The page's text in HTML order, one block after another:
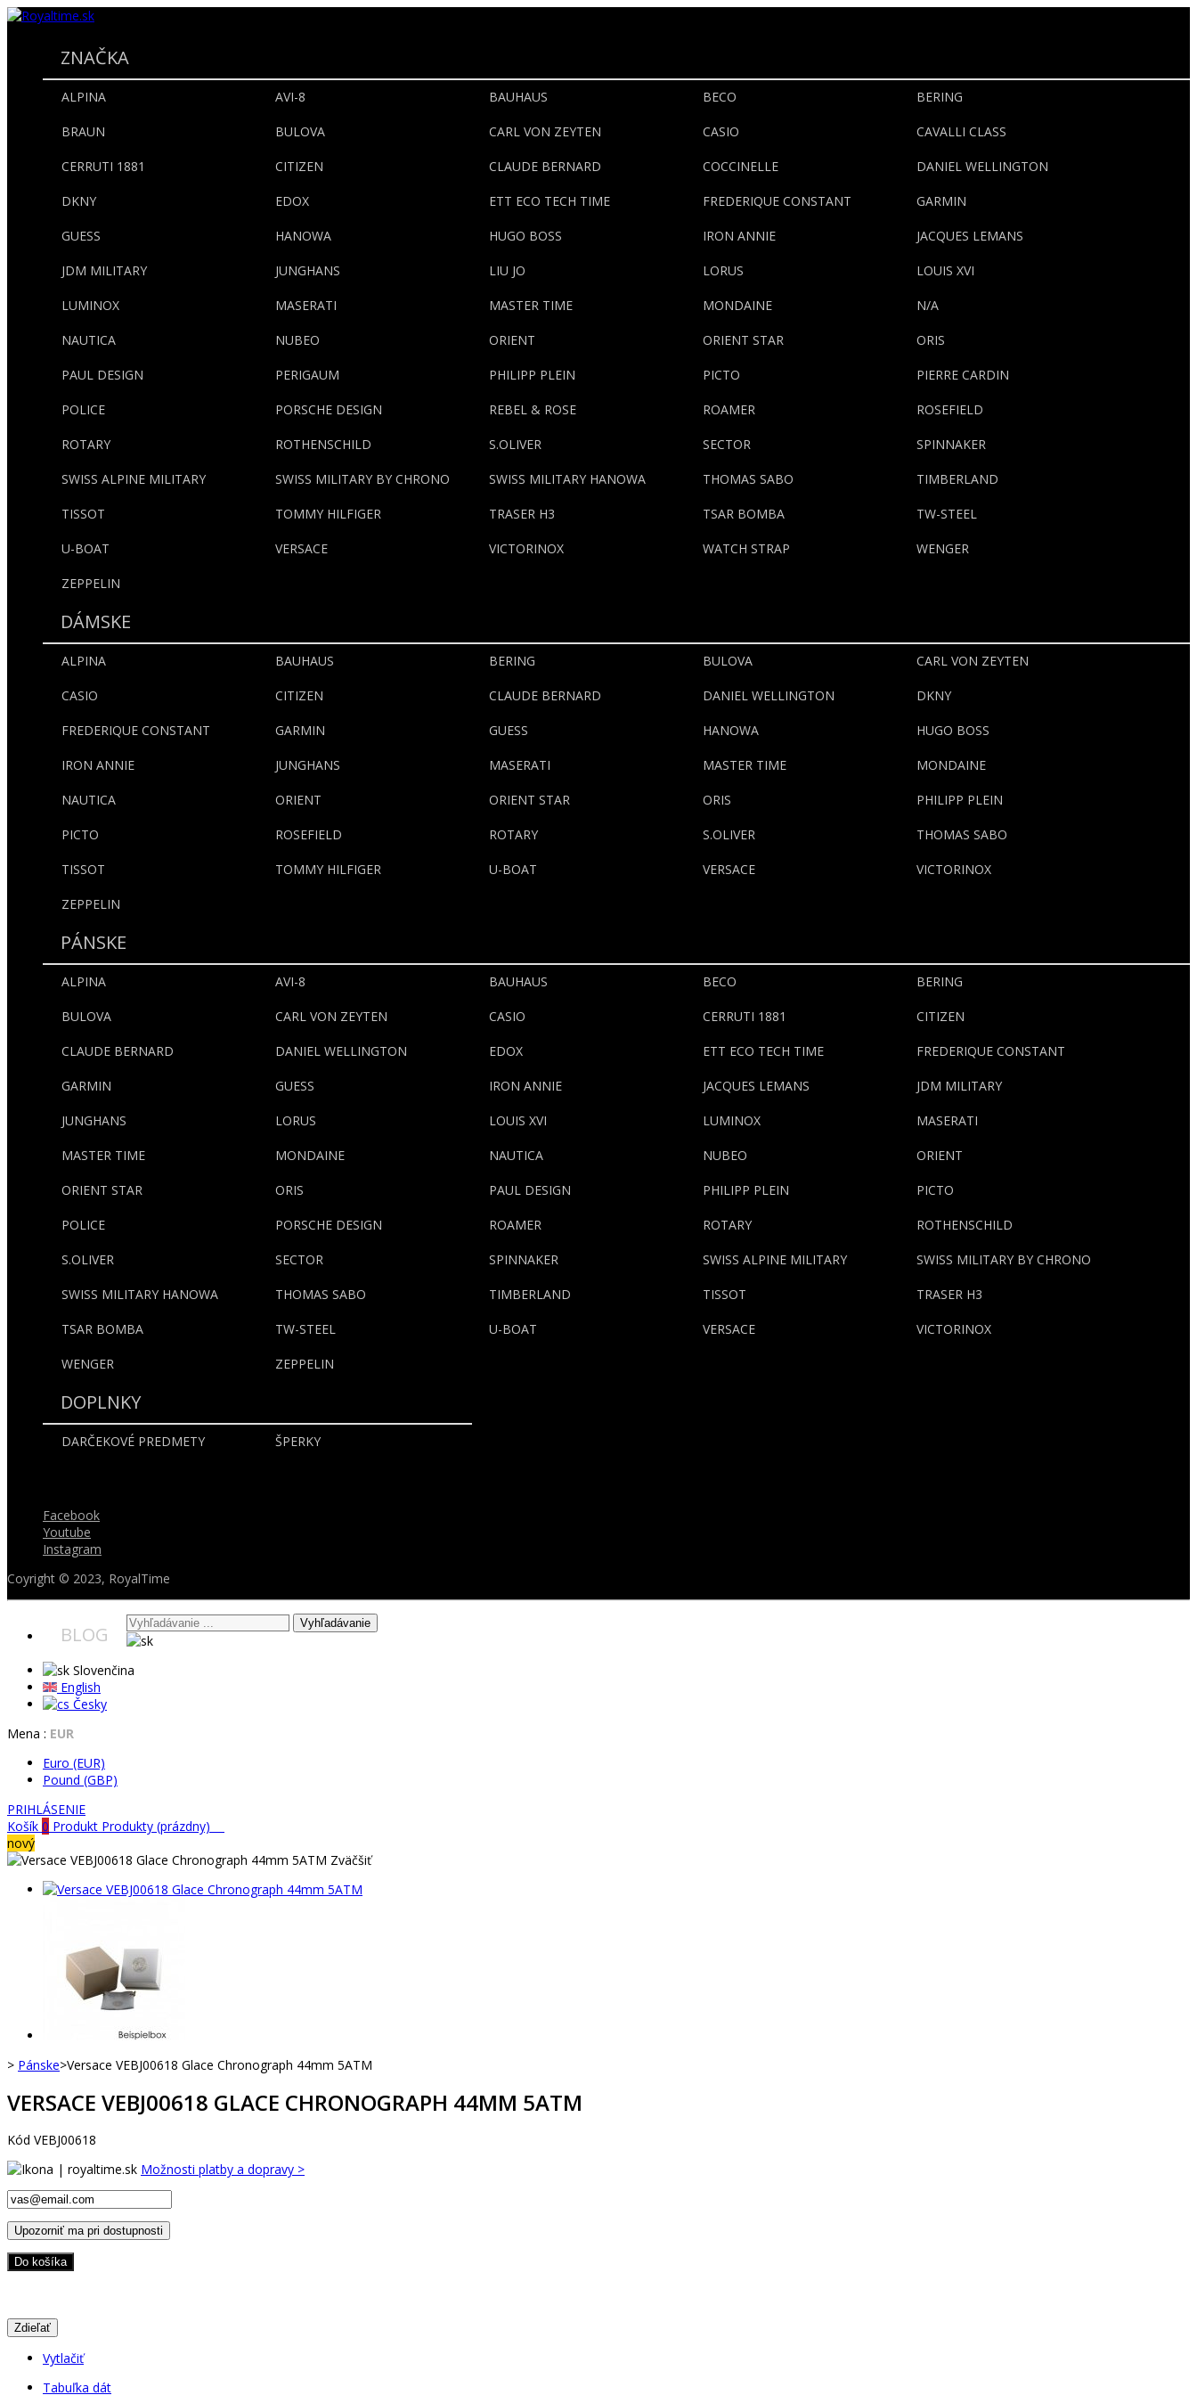
ZNAČKA
ALPINA AVI-8 BAUHAUS BECO BERING
BRAUN BULOVA CARL VON ZEYTEN CASIO CAVALLI CLASS
CERRUTI 1881 CITIZEN CLAUDE BERNARD COCCINELLE DANIEL WELLINGTON
DKNY EDOX ETT ECO TECH TIME FREDERIQUE CONSTANT GARMIN
GUESS HANOWA HUGO BOSS IRON ANNIE JACQUES LEMANS
JDM MILITARY JUNGHANS LIU JO LORUS LOUIS XVI
LUMINOX MASERATI MASTER TIME MONDAINE N/A
NAUTICA NUBEO ORIENT ORIENT STAR ORIS
PAUL DESIGN PERIGAUM PHILIPP PLEIN PICTO PIERRE CARDIN
POLICE PORSCHE DESIGN REBEL & ROSE ROAMER ROSEFIELD
ROTARY ROTHENSCHILD S.OLIVER SECTOR SPINNAKER
SWISS ALPINE MILITARY SWISS MILITARY BY CHRONO SWISS MILITARY HANOWA THOMAS SABO TIMBERLAND
TISSOT TOMMY HILFIGER TRASER H3 TSAR BOMBA TW-STEEL
U-BOAT VERSACE VICTORINOX WATCH STRAP WENGER
ZEPPELIN
DÁMSKE
ALPINA BAUHAUS BERING BULOVA CARL VON ZEYTEN
CASIO CITIZEN CLAUDE BERNARD DANIEL WELLINGTON DKNY
FREDERIQUE CONSTANT GARMIN GUESS HANOWA HUGO BOSS
IRON ANNIE JUNGHANS MASERATI MASTER TIME MONDAINE
NAUTICA ORIENT ORIENT STAR ORIS PHILIPP PLEIN
PICTO ROSEFIELD ROTARY S.OLIVER THOMAS SABO
TISSOT TOMMY HILFIGER U-BOAT VERSACE VICTORINOX
ZEPPELIN
PÁNSKE
ALPINA AVI-8 BAUHAUS BECO BERING
BULOVA CARL VON ZEYTEN CASIO CERRUTI 1881 CITIZEN
CLAUDE BERNARD DANIEL WELLINGTON EDOX ETT ECO TECH TIME FREDERIQUE CONSTANT
GARMIN GUESS IRON ANNIE JACQUES LEMANS JDM MILITARY
JUNGHANS LORUS LOUIS XVI LUMINOX MASERATI
MASTER TIME MONDAINE NAUTICA NUBEO ORIENT
ORIENT STAR ORIS PAUL DESIGN PHILIPP PLEIN PICTO
POLICE PORSCHE DESIGN ROAMER ROTARY ROTHENSCHILD
S.OLIVER SECTOR SPINNAKER SWISS ALPINE MILITARY SWISS MILITARY BY CHRONO
SWISS MILITARY HANOWA THOMAS SABO TIMBERLAND TISSOT TRASER H3
TSAR BOMBA TW-STEEL U-BOAT VERSACE VICTORINOX
WENGER ZEPPELIN
DOPLNKY
DARČEKOVÉ PREDMETY ŠPERKY
Facebook
Youtube
Instagram
Coyright © 2023, RoyalTime
BLOG Vyhľadávanie
Slovenčina
English
Česky
Mena : EUR
Euro (EUR)
Pound (GBP)
PRIHLÁSENIE
Košík 0 Produkt Produkty (prázdny)
nový
Zväčšiť
> Pánske>Versace VEBJ00618 Glace Chronograph 44mm 5ATM
VERSACE VEBJ00618 GLACE CHRONOGRAPH 44MM 5ATM
Kód VEBJ00618
Možnosti platby a dopravy >
Upozorniť ma pri dostupnosti
Do košíka
Zdieľať
Vytlačiť
Tabuľka dát